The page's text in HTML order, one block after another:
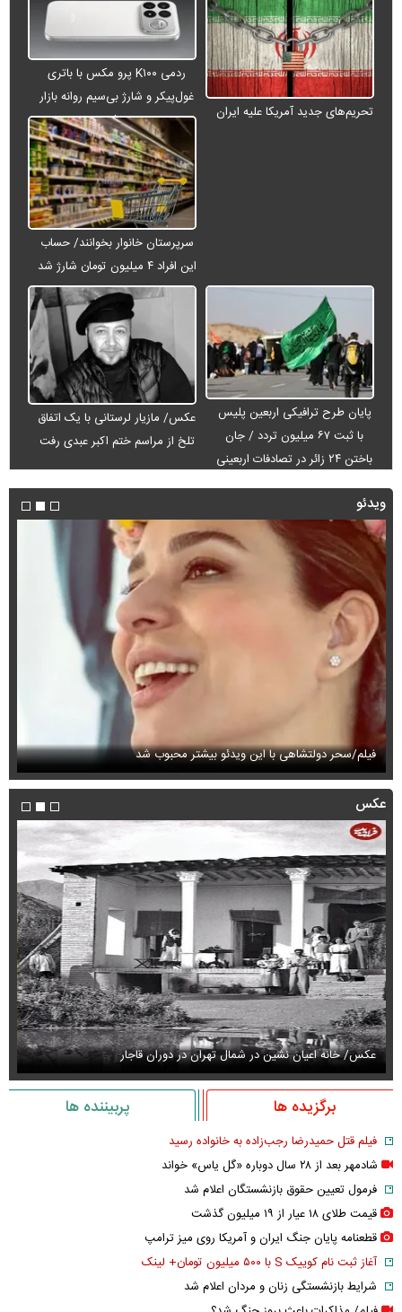
تحریم‌های جدید آمریکا علیه ایران
ردمی K۱۰۰ پرو مکس با باتری
غول‌پیکر و شارژ بی‌سیم روانه بازار
می‌شود
سرپرستان خانوار بخوانند/ حساب
این افراد ۴ میلیون تومان شارژ شد
پایان طرح ترافیکی اربعین پلیس
با ثبت ۶۷ میلیون تردد / جان
باختن ۲۴ زائر در تصادفات اربعینی
عکس/ مازیار لرستانی با یک اتفاق
تلخ از مراسم ختم اکبر عبدی رفت
ویدئو
فیلم/سحر دولتشاهی با این ویدئو بیشتر محبوب شد
عکس
عکس/ خانه اعیان نشین در شمال تهران در دوران قاجار
برگزیده ها پربیننده ها
فیلم قتل حمیدرضا رجب‌زاده به خانواده رسید
شادمهر بعد از ۲۸ سال دوباره «گل یاس» خواند
فرمول تعیین حقوق بازنشستگان اعلام شد
قیمت طلای ۱۸ عیار از ۱۹ میلیون گذشت
قطعنامه پایان جنگ ایران و آمریکا روی میز ترامپ
آغاز ثبت نام کوییک S با ۵۰۰ میلیون تومان+ لینک
شرایط بازنشستگی زنان و مردان اعلام شد